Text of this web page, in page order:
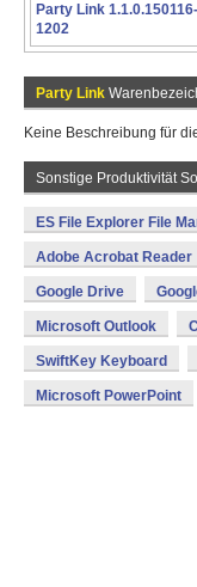
Party Link 1.1.0.150116-
1202
Party Link
Keine Beschreibung für
Sonstige Produktivität
ES File Explorer File
Adobe Acrobat Reader
Google Drive
Microsoft Outlook
SwiftKey Keyboard
Microsoft PowerPoint